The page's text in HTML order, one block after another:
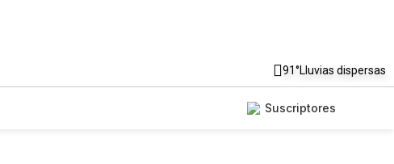
91°Lluvias dispersas
Suscriptores